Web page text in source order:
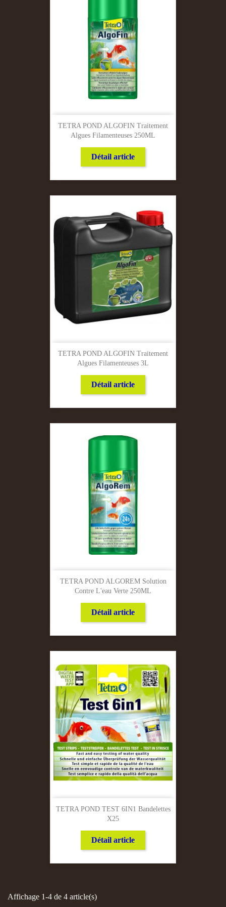
TETRA POND ALGOFIN Traitement
Algues Filamenteuses 250ML
Détail article
TETRA POND ALGOFIN Traitement
Algues Filamenteuses 3L
Détail article
TETRA POND ALGOREM Solution
Contre L'eau Verte 250ML
Détail article
TETRA POND TEST 6IN1 Bandelettes
X25
Détail article
Affichage 1-4 de 4 article(s)